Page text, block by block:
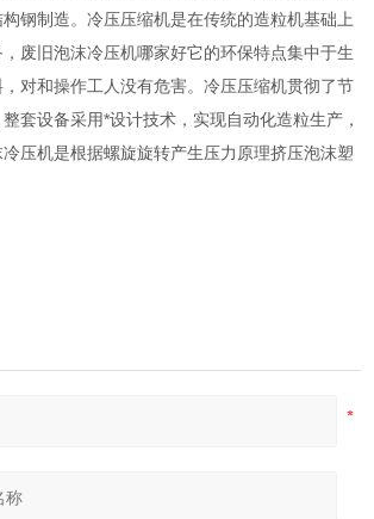
钢制造。冷压压缩机是在传统的造粒机基础上
废旧泡沫冷压机哪家好它的环保特点集中于生
对和操作工人没有危害。冷压压缩机贯彻了节
套设备采用*设计技术，实现自动化造粒生产，
压机是根据螺旋旋转产生压力原理挤压泡沫塑